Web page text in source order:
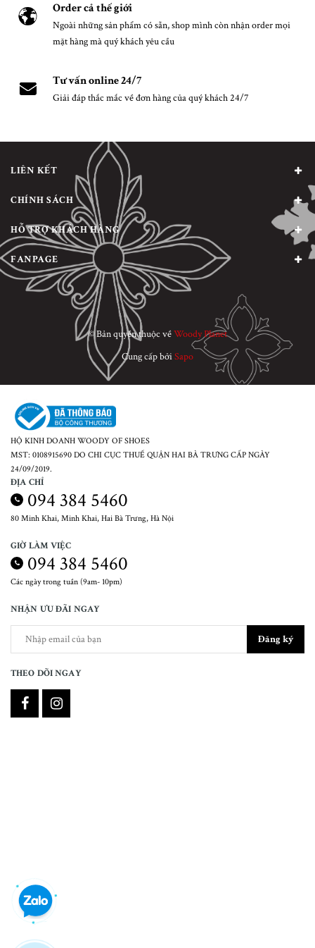
Order cả thế giới
Ngoài những sản phẩm có sẵn, shop mình còn nhận order mọi
mặt hàng mà quý khách yêu cầu
Tư vấn online 24/7
Giải đáp thắc mắc về đơn hàng của quý khách 24/7
LIÊN KẾT
CHÍNH SÁCH
HỖ TRỢ KHÁCH HÀNG
FANPAGE
© Bản quyền thuộc vềWoody Planet
Cung cấp bởiSapo
HỘ KINH DOANH WOODY OF SHOES
MST: 0108915690 DO CHI CỤC THUẾ QUẬN HAI BÀ TRƯNG CẤP NGÀY
24/09/2019.
ĐỊA CHỈ
094 384 5460
80 Minh Khai, Minh Khai, Hai Bà Trưng, Hà Nội
GIỜ LÀM VIỆC
094 384 5460
Các ngày trong tuần (9am- 10pm)
NHẬN ƯU ĐÃI NGAY
Đăng ký
THEO DÕI NGAY